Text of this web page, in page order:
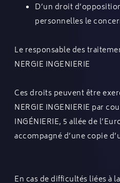
D’un droit
personnelles le
Le responsable des
NERGIE INGENIERIE
Ces droits peuvent être
NERGIE INGENIERIE par
INGÉNIERIE, 5 allée de
accompagné d’une copie
En cas de difficultés liées à